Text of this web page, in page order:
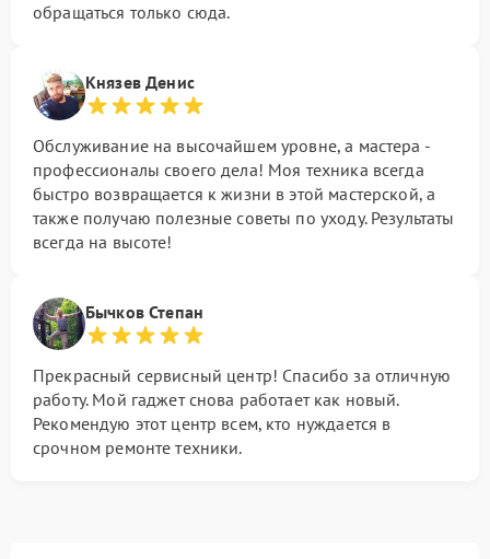
обращаться только сюда.
Князев Денис
Обслуживание на высочайшем уровне, а мастера -
профессионалы своего дела! Моя техника всегда
быстро возвращается к жизни в этой мастерской, а
также получаю полезные советы по уходу. Результаты
всегда на высоте!
Бычков Степан
Прекрасный сервисный центр! Спасибо за отличную
работу. Мой гаджет снова работает как новый.
Рекомендую этот центр всем, кто нуждается в
срочном ремонте техники.